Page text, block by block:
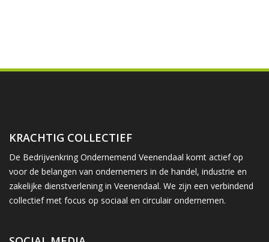
KRACHTIG COLLECTIEF
De Bedrijvenkring Ondernemend Veenendaal komt actief op
voor de belangen van ondernemers in de handel, industrie en
zakelijke dienstverlening in Veenendaal. We zijn een verbindend
collectief met focus op sociaal en circulair ondernemen.